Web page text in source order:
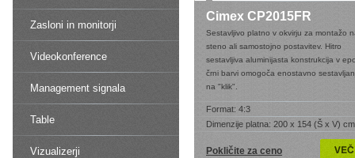
Zasloni in monitorji
Videokonference
Management signala
Table
Vizualizerji
Cimex CP2015FR
Sestavljivo platno v okvirju za montažo
steno ali samostojno postavitev. Hitro
sestavljiva aluminijasta konstrukcija v
črni barvi omogoča enostavno
na "klik".
Format: 4:3
Dimenzije platna: 200 x 154 (Š x V) cm
Pokličite za ceno